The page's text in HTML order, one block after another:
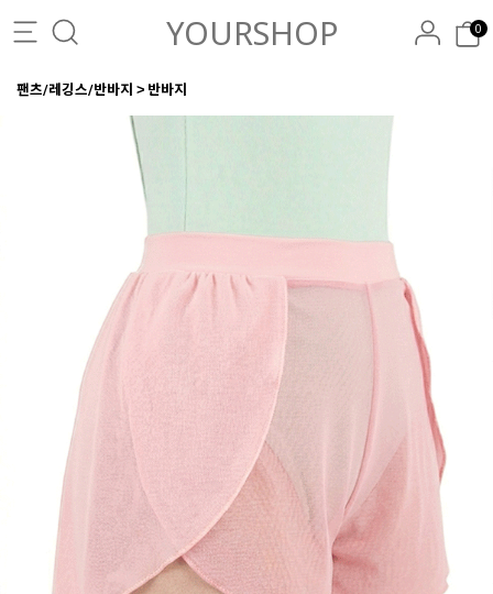
YOURSHOP 0
팬츠/레깅스/반바지 반바지